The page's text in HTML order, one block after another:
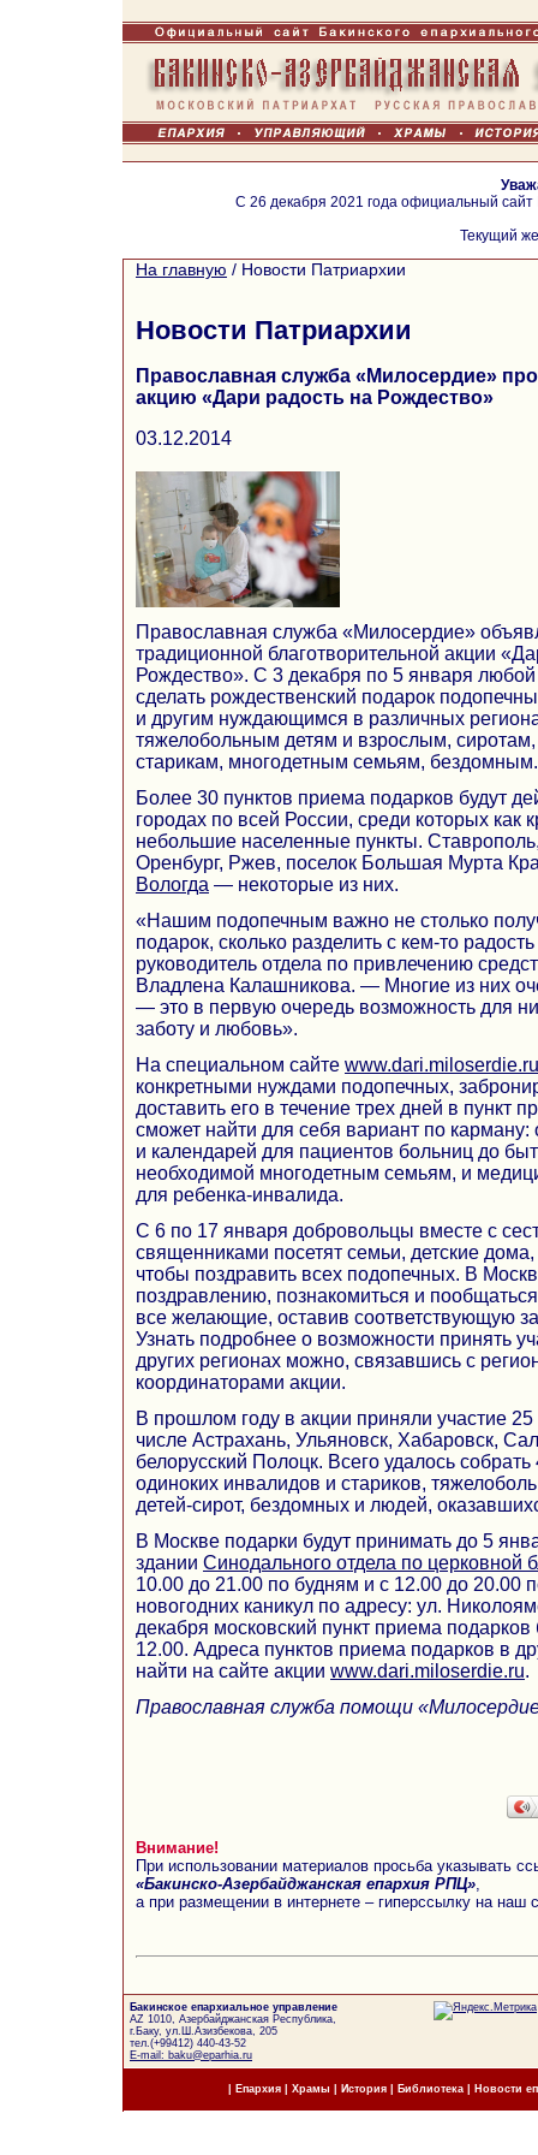
С 26 декабря 2021 года официальный
Текущий
На главную / Новости Патриархии
Новости Патриархии
Православная служба «Милосердие»
акцию «Дари радость на Рождество»
03.12.2014
Православная служба «Милосердие»
традиционной благотворительной акции
Рождество». С 3 декабря по 5 января
сделать рождественский подарок
и другим нуждающимся в различных
тяжелобольным детям и взрослым,
старикам, многодетным семьям, бездомным.
Более 30 пунктов приема подарков будут
городах по всей России, среди которых как
небольшие населенные пункты.
Оренбург, Ржев, поселок Большая Мурта
Вологда — некоторые из них.
«Нашим подопечным важно не столько
подарок, сколько разделить с кем-то
руководитель отдела по привлечению
Владлена Калашникова. — Многие из них
— это в первую очередь возможность для
заботу и любовь».
На специальном сайте www.dari.miloserdie.ru
конкретными нуждами подопечных,
доставить его в течение трех дней в пункт
сможет найти для себя вариант по карману:
и календарей для пациентов больниц до
необходимой многодетным семьям, и
для ребенка-инвалида.
С 6 по 17 января добровольцы вместе с
священниками посетят семьи, детские
чтобы поздравить всех подопечных. В
поздравлению, познакомиться и
все желающие, оставив соответствующую
Узнать подробнее о возможности принять
других регионах можно, связавшись с
координаторами акции.
В прошлом году в акции приняли участие
числе Астрахань, Ульяновск, Хабаровск,
белорусский Полоцк. Всего удалось
одиноких инвалидов и стариков,
детей-сирот, бездомных и людей,
В Москве подарки будут принимать до 5
здании Синодального отдела по церковной
10.00 до 21.00 по будням и с 12.00 до 20.00
новогодних каникул по адресу: ул.
декабря московский пункт приема подарков
12.00. Адреса пунктов приема подарков в
найти на сайте акции www.dari.miloserdie.ru.
Православная служба помощи
Внимание!
При использовании материалов просьба указывать
«Бакинско-Азербайджанская епархия РПЦ»
а при размещении в интернете – гиперссылку на наш
Бакинское епархиальное управление
AZ 1010, Азербайджанская Республика,
г.Баку, ул.Ш.Азизбекова, 205
тел.(+99412) 440-43-52
E-mail: baku@eparhia.ru
Епархия| Храмы История| Библиотека Новости